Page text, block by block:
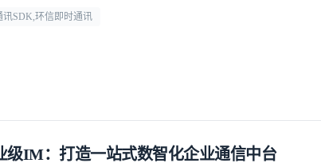
讯SDK,环信即时通讯
级IM：打造一站式数智化企业通信中台